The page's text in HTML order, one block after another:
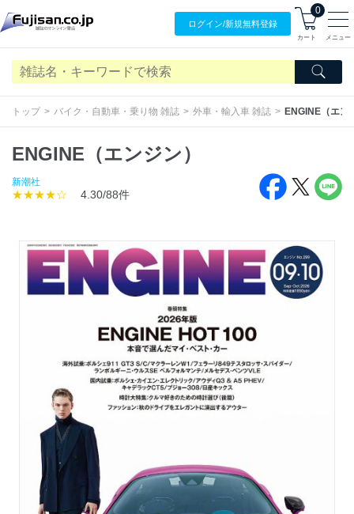
ログイン/新規無料登録
0
カート メニュー
トップ バイク・自動車・乗り物 雑誌 外車・輸入車 雑誌 ENGINE（エン
ENGINE（エンジン）
新潮社
★★★★☆ 4.30/88件